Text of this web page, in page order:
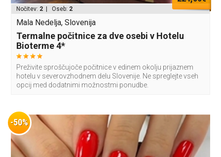
Nočitev: 2 | Oseb: 2
Mala Nedelja, Slovenija
Termalne počitnice za dve osebi v Hotelu
Bioterme 4*
Preživite sproščujoče počitnice v edinem okolju prijaznem
hotelu v severovzhodnem delu Slovenije. Ne spreglejte vseh
opcij med dodatnimi možnostmi ponudbe.
-50%